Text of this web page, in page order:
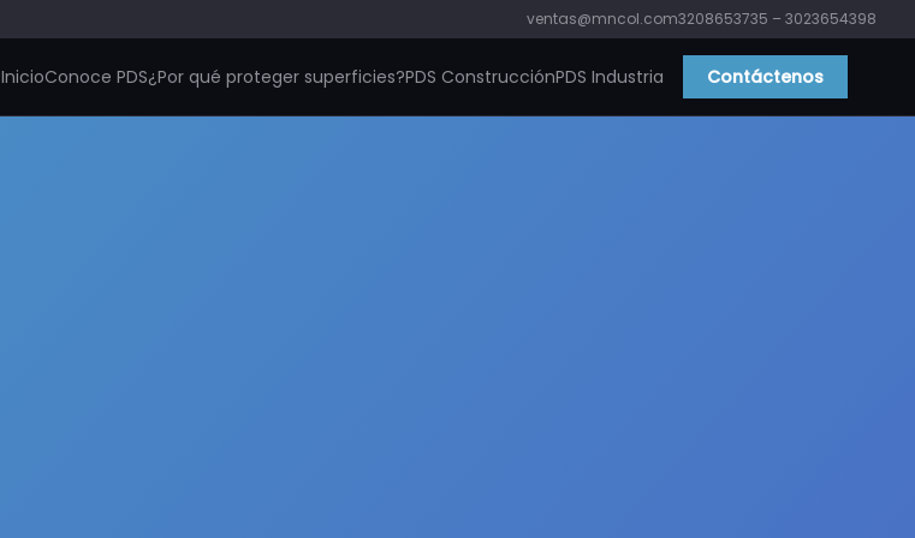
ventas@mncol.com3208653735 – 3023654398
InicioConoce PDS¿Por qué proteger superficies?PDS ConstrucciónPDS Industria Contáctenos